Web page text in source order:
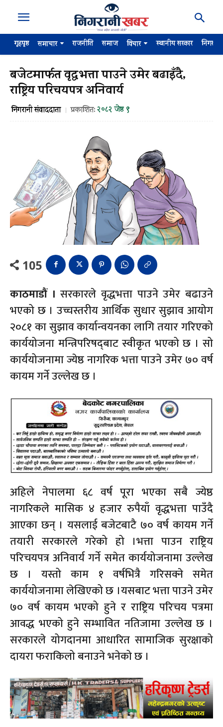
गृहपृष्ठ समाचार राजनीति समाज विचार स्थानीय सरकार
बजेटमार्फत वृद्धभत्ता पाउने उमेर बढाइँदै,
राष्ट्रिय परिचयपत्र अनिवार्य
निगरानी संवाददाता प्रकाशित:२०८२ जेष्ठ ९
105
काठमाडौं । सरकारले वृद्धभत्ता पाउने उमेर बढाउने
भएको छ । उच्चस्तरीय आर्थिक सुधार सुझाव आयोग
२०८१ का सुझाव कार्यान्वयनका लागि तयार गरिएको
कार्ययोजना मन्त्रिपरिषद्‍बाट स्वीकृत भएको छ । सो
कार्ययोजनामा ज्येष्ठ नागरिक भत्ता पाउने उमेर ७० वर्ष
कायम गर्ने उल्लेख छ ।
अहिले नेपालमा ६८ वर्ष पूरा भएका सबै ज्येष्ठ
नागरिकले मासिक ४ हजार रुपैयाँ वृद्धभत्ता पाउँदै
आएका छन् । यसलाई बजेटबाटै ७० वर्ष कायम गर्ने
तयारी सरकारले गरेको हो ।भत्ता पाउन राष्ट्रिय
परिचयपत्र अनिवार्य गर्ने समेत कार्ययोजनामा उल्लेख
छ । यस्तो काम १ वर्षभित्रै गरिसक्ने समेत
कार्ययोजनामा लेखिएको छ ।यसबाट भत्ता पाउने उमेर
७० वर्ष कायम भएको हुने र राष्ट्रिय परिचय पत्रमा
आवद्ध भएको हुने सम्भावित नतिजामा उल्लेख छ ।
सरकारले योगदानमा आधारित सामाजिक सुरक्षाको
दायरा फराकिलो बनाउने भनेको छ ।